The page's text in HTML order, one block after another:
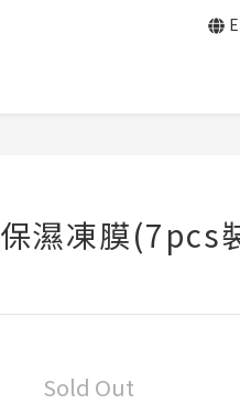
濕凍膜(7pcs
Sold Out